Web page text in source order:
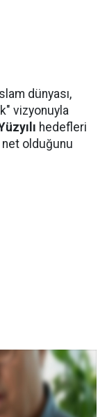
dünyası,
vizyonuyla
hedefleri
olduğunu